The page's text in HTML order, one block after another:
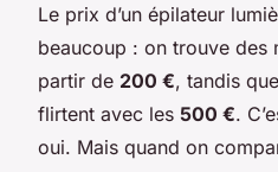
Le prix d’un épilateur
beaucoup : on trouve des
partir de 200 €, tandis
flirtent avec les 500 €.
oui. Mais quand on